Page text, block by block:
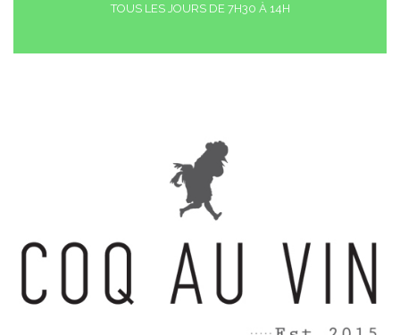
TOUS LES JOURS DE 7H30 À 14H